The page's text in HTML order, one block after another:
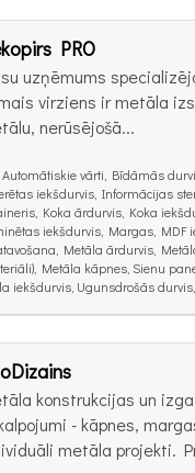
PRO
uzņēmums
virziens ir metāla
nerūsējošā...
Automātiskie vārti, Bīdāmās
iekšdurvis, Informācijas
Koka ārdurvis, Koka
iekšdurvis, Margas, MDF
Metāla ārdurvis,
Metāla kāpnes, Sienu
iekšdurvis, Ugunsdrošās
konstrukcijas un
- kāpnes,
metāla projekti.